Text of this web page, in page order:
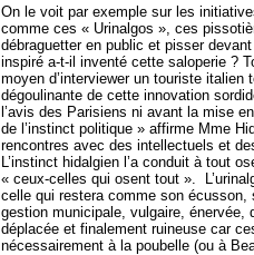
On le voit par exemple sur les
comme ces « Urinalgos », ces
débraguetter en public et pisser
inspiré a-t-il inventé cette saloperie ?
moyen d’interviewer un touriste italien
dégoulinante de cette innovation
l’avis des Parisiens ni avant la mise
de l’instinct politique » affirme Mme
rencontres avec des intellectuels et
L’instinct hidalgien l’a conduit à tout
« ceux-celles qui osent tout ».
celle qui restera comme son écusson,
gestion municipale, vulgaire, énervée,
déplacée et finalement ruineuse car
nécessairement à la poubelle (ou à